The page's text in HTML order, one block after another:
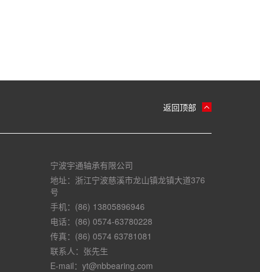
返回顶部
宁波宇通轴承有限公司
地址：浙江宁波慈溪市龙山镇龙镇大道376
号
手机：(86) 13805896946
电话：(86) 0574-63780228
传真：(86) 0574 63781081
联系人：张先生
E-mail：yt@nbbearing.com